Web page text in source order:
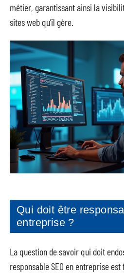
métier, garantissant ainsi la
sites web qu’il gère.
Qui doit être
entreprise ?
La question de savoir qui doit
responsable SEO en entreprise